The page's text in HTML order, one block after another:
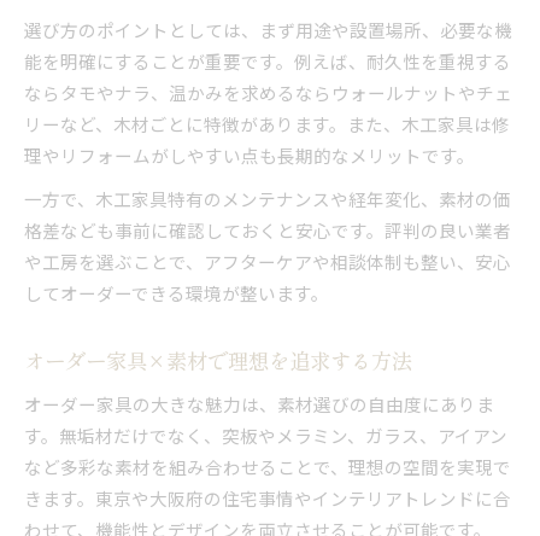
選び方のポイントとしては、まず用途や設置場所、必要な機
能を明確にすることが重要です。例えば、耐久性を重視する
ならタモやナラ、温かみを求めるならウォールナットやチェ
リーなど、木材ごとに特徴があります。また、木工家具は修
理やリフォームがしやすい点も長期的なメリットです。
一方で、木工家具特有のメンテナンスや経年変化、素材の価
格差なども事前に確認しておくと安心です。評判の良い業者
や工房を選ぶことで、アフターケアや相談体制も整い、安心
してオーダーできる環境が整います。
オーダー家具×素材で理想を追求する方法
オーダー家具の大きな魅力は、素材選びの自由度にありま
す。無垢材だけでなく、突板やメラミン、ガラス、アイアン
など多彩な素材を組み合わせることで、理想の空間を実現で
きます。東京や大阪府の住宅事情やインテリアトレンドに合
わせて、機能性とデザインを両立させることが可能です。